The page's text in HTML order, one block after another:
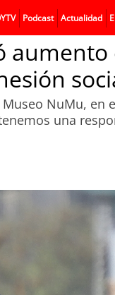
Podcast Actualidad
NuMu, en
una